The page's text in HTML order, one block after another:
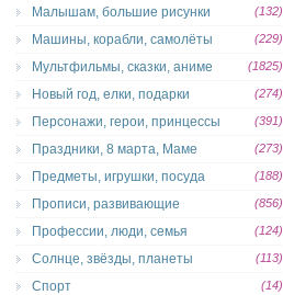
Малышам, большие рисунки (132)
Машины, корабли, самолёты (229)
Мультфильмы, сказки, аниме (1825)
Новый год, елки, подарки (274)
Персонажи, герои, принцессы (391)
Праздники, 8 марта, Маме (273)
Предметы, игрушки, посуда (188)
Прописи, развивающие (856)
Профессии, люди, семья (124)
Солнце, звёзды, планеты (113)
Спорт (14)